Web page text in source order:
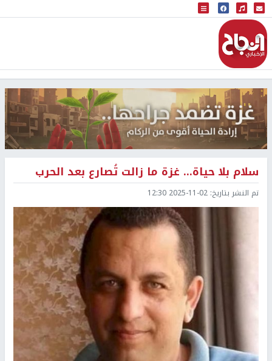
البث المباشر
إذاعة النجاح
سلام بلا حياة... غزة ما زالت تُصارع بعد الحرب
تم النشر بتاريخ: 2025-11-02 12:30